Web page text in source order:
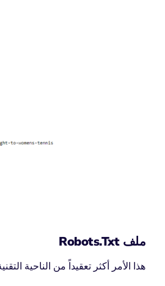
ملف Robots.txt
هذا الأمر أكثر تعقيداً من الناحية